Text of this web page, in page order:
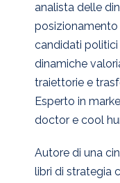
analista delle
posizionamento
candidati politici
dinamiche
traiettorie e
Esperto in
doctor e cool
Autore di una
libri di strategia